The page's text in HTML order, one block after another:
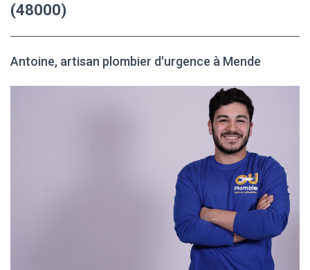
(48000)
Antoine, artisan plombier d'urgence à Mende